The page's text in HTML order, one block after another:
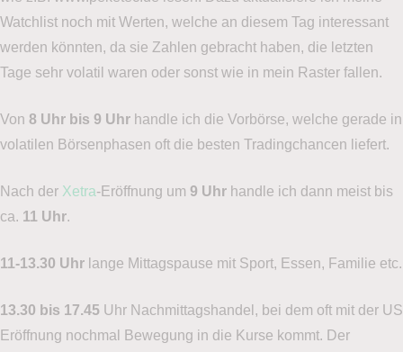
Watchlist noch mit Werten, welche an diesem Tag interessant
werden könnten, da sie Zahlen gebracht haben, die letzten
Tage sehr volatil waren oder sonst wie in mein Raster fallen.
Von 8 Uhr bis 9 Uhr handle ich die Vorbörse, welche gerade in
volatilen Börsenphasen oft die besten Tradingchancen liefert.
Nach der Xetra-Eröffnung um 9 Uhr handle ich dann meist bis
ca. 11 Uhr.
11-13.30 Uhr lange Mittagspause mit Sport, Essen, Familie etc.
13.30 bis 17.45 Uhr Nachmittagshandel, bei dem oft mit der US
Eröffnung nochmal Bewegung in die Kurse kommt. Der